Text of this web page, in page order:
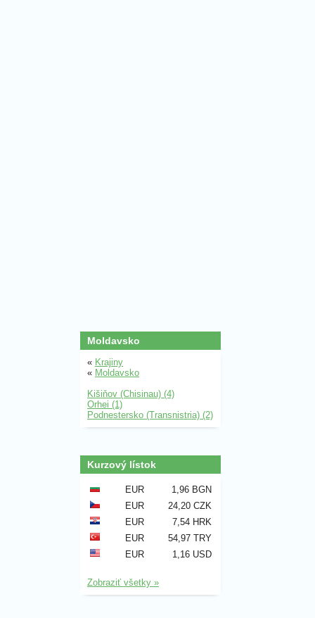
Moldavsko
« Krajiny
« Moldavsko
Kišiňov (Chisinau) (4)
Orhei (1)
Podnestersko (Transnistria) (2)
Kurzový lístok
EUR
1,96 BGN
EUR
24,20 CZK
EUR
7,54 HRK
EUR
54,97 TRY
EUR
1,16 USD
Zobraziť všetky »